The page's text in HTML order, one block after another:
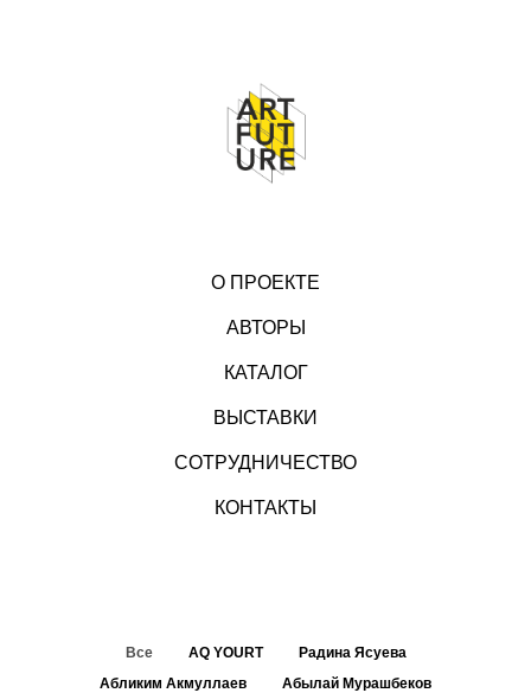
О ПРОЕКТЕ
АВТОРЫ
КАТАЛОГ
ВЫСТАВКИ
СОТРУДНИЧЕСТВО
КОНТАКТЫ
Все AQ YOURT
Радина Ясуева
Абликим Акмуллаев
Абылай Мурашбеков